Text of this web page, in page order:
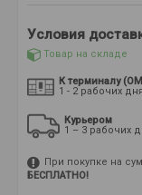
Условия
Товар на складе
К терминалу
1 - 2 рабочих дня
Курьером
1 – 3 рабочих
При покупке на
БЕСПЛАТНО!